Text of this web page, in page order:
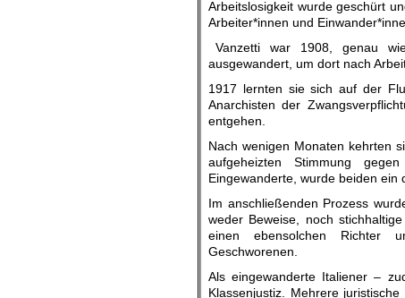
Arbeitslosigkeit wurde geschürt
Arbeiter*innen und
Vanzetti war 1908, genau
ausgewandert, um dort nach
1917 lernten sie sich auf der
Anarchisten der
entgehen.
Nach wenigen Monaten kehrten
aufgeheizten Stimmung
Eingewanderte, wurde beiden ein
Im anschließenden Prozess
weder Beweise, noch
einen ebensolchen Richter
Geschworenen.
Als eingewanderte Italiener –
Klassenjustiz. Mehrere